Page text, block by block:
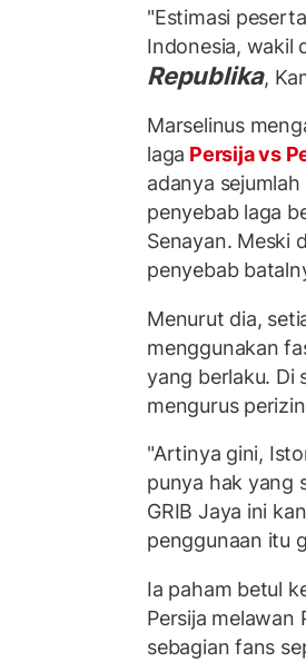
"Estimasi
Indonesia, wakil
Republika,
Marselinus
laga Persija vs
adanya
penyebab laga
Senayan. Meski
penyebab
Menurut dia,
menggunakan
yang berlaku. Di
mengurus
"Artinya gini,
punya hak yang
GRIB Jaya ini
penggunaan itu
Ia paham betul
Persija melawan
sebagian fans